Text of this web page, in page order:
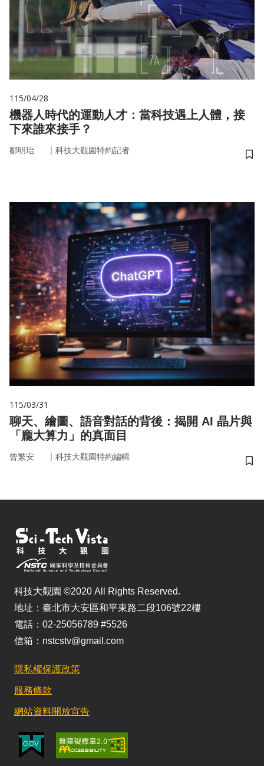
115/04/28
機器人時代的運動人才：當科技遇上人體，接
下來誰來接手？
鄒明珆 ｜ 科技大觀園特約記者
儲
115/03/31
聊天、繪圖、語音對話的背後：揭開 AI 晶片與
「龐大算力」的真面目
曾繁安 ｜ 科技大觀園特約編輯
儲
科技大觀園 ©2020 All Rights Reserved.
地址：臺北市大安區和平東路二段106號22樓
電話：02-25056789 #5526
信箱：nstcstv@gmail.com
隱私權保護政策
服務條款
網站資料開放宣告